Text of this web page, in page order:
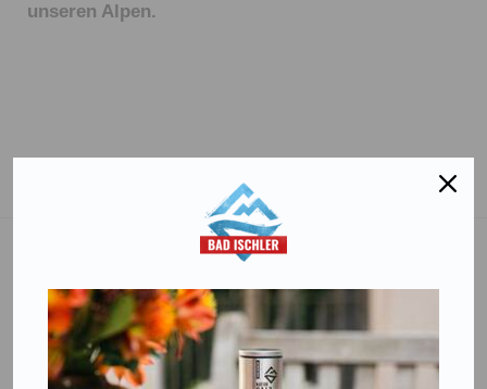
unseren Alpen.
Steinkogelstraße 30
4802 Ebensee am Traunsee,AUSTRIA
+43 676 87812208